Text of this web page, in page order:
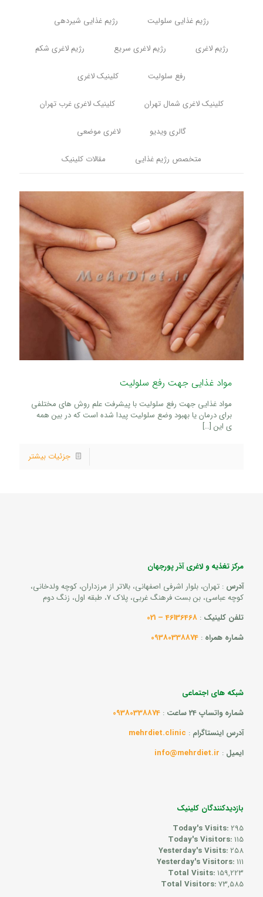
رژیم غذایی سلولیت رژیم غذایی شیردهی
رژیم لاغری رژیم لاغری سریع رژیم لاغری شکم
رفع سلولیت کلینیک لاغری
کلینیک لاغری شمال تهران کلینیک لاغری غرب تهران
گالری ویدیو لاغری موضعی
متخصص رژیم غذایی مقالات کلینیک
مواد غذایی جهت رفع سلولیت
مواد غذایی جهت رفع سلولیت با پیشرفت علم روش های مختلفی
برای درمان یا بهبود وضع سلولیت پیدا شده است که در بین همه
ی این […]
جزئیات بیشتر
مرکز تغذیه و لاغری آذر پورجهان
آدرس : تهران، بلوار اشرفی اصفهانی، بالاتر از مرزداران، کوچه ولدخانی،
کوچه عباسی، بن بست فرهنگ غربی، پلاک 7، طبقه اول، زنگ دوم
تلفن کلینیک :
46136468 – 021
شماره همراه :
09380338874
شبکه های اجتماعی
شماره واتساپ 24 ساعت
:
09380338874
آدرس اینستاگرام :
mehrdiet.clinic
ایمیل :
info@mehrdiet.ir
بازدیدکنندگان کلینیک
Today's Visits:295
Today's Visitors:115
Yesterday's Visits:258
Yesterday's Visitors:111
Total Visits:159,223
Total Visitors:73,585